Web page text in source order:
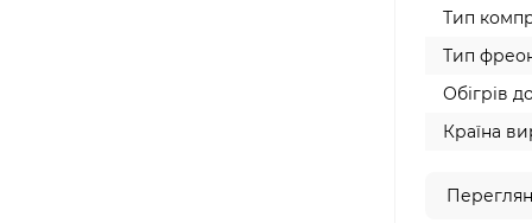
Тип
Тип
Обігрів
Країна